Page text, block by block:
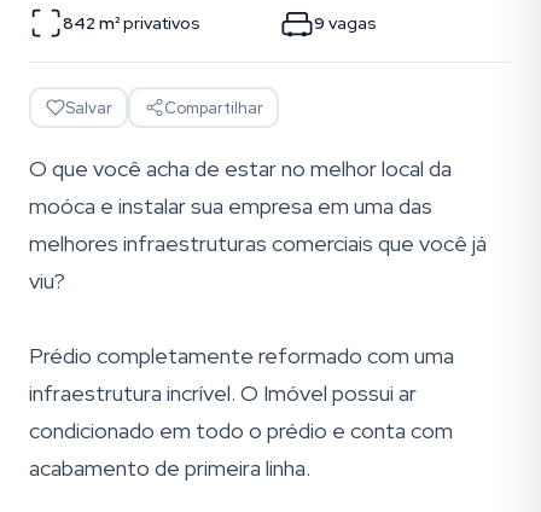
842 m²privativos 9 vagas
Salvar Compartilhar
O que você acha de estar no melhor local da
moóca e instalar sua empresa em uma das
melhores infraestruturas comerciais que você já
viu?
Prédio completamente reformado com uma
infraestrutura incrível. O Imóvel possui ar
condicionado em todo o prédio e conta com
acabamento de primeira linha.